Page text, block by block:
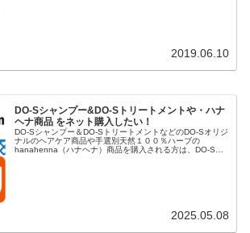
2019.06.10
DO-Sシャンプー&DO-Sトリートメントや・ハナ
ヘナ商品 をネット購入したい！
DO-Sシャンプー＆DO-SトリートメントなどのDO-Sオリジ
ナルのヘアケア商品や手選別天然１００％ハーブの
hanahenna（ハナヘナ）商品を購入される方は、DO-S公
2025.05.08